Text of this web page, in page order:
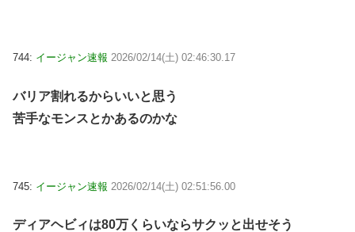
744: イージャン速報 2026/02/14(土) 02:46:30.17
バリア割れるからいいと思う
苦手なモンスとかあるのかな
745: イージャン速報 2026/02/14(土) 02:51:56.00
ディアヘビィは80万くらいならサクッと出せそう